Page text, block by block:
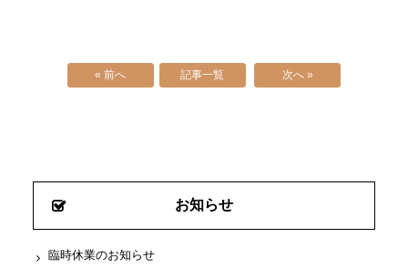
« 前へ 記事一覧 次へ »
お知らせ
臨時休業のお知らせ